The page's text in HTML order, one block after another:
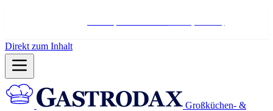
Direkt zum Inhalt
Großküchen- &